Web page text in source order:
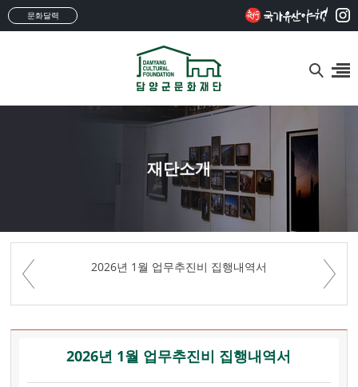
문화달력
재단소개
2026년 1월 업무추진비 집행내역서
2026년 1월 업무추진비 집행내역서